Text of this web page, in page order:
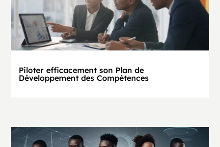
Piloter efficacement son Plan de
Développement des Compétences